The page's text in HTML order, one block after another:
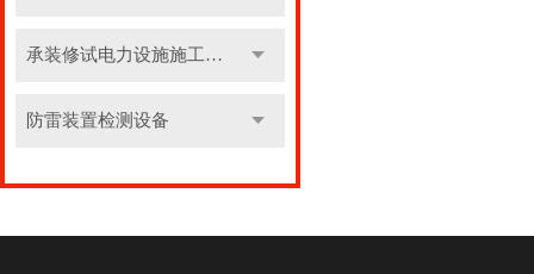
承装修试电力设施施工机具
防雷装置检测设备